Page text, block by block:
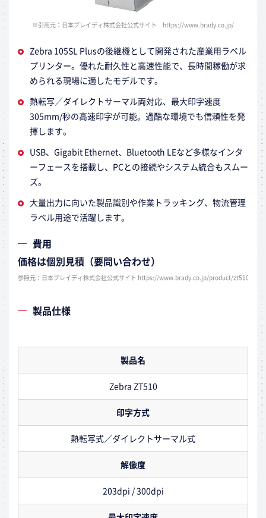
※引用元：日本ブレイディ株式会社公式サイト https://www.brady.co.jp/
Zebra 105SL Plusの後継機として開発された産業用ラベル
プリンター。優れた耐久性と高速性能で、長時間稼働が求
められる現場に適したモデルです。
熱転写／ダイレクトサーマル両対応、最大印字速度
305mm/秒の高速印字が可能。過酷な環境でも信頼性を発
揮します。
USB、Gigabit Ethernet、Bluetooth LEなど多様なインタ
ーフェースを搭載し、PCとの接続やシステム統合もスムー
ズ。
大量出力に向いた製品識別や作業トラッキング、物流管理
ラベル用途で活躍します。
費用
価格は個別見積（要問い合わせ）
参照元：日本ブレイディ株式会社公式サイト https://www.brady.co.jp/product/zt510
製品仕様
製品名
Zebra ZT510
印字方式
熱転写式／ダイレクトサーマル式
解像度
203dpi / 300dpi